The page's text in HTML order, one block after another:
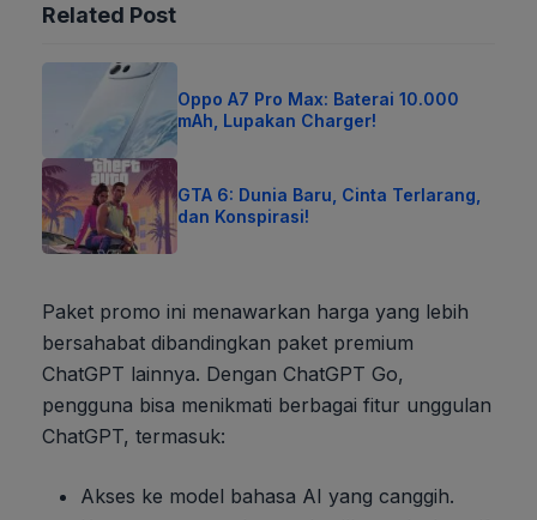
Related Post
Oppo A7 Pro Max: Baterai 10.000
mAh, Lupakan Charger!
GTA 6: Dunia Baru, Cinta Terlarang,
dan Konspirasi!
Paket promo ini menawarkan harga yang lebih
bersahabat dibandingkan paket premium
ChatGPT lainnya. Dengan ChatGPT Go,
pengguna bisa menikmati berbagai fitur unggulan
ChatGPT, termasuk:
Akses ke model bahasa AI yang canggih.